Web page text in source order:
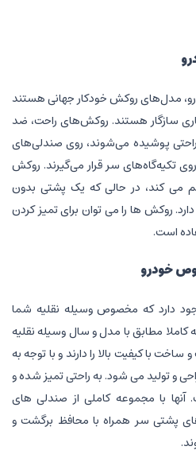
مدل‌های روکش خودکار جهانی هستند
سازگار هستند. روکش‌های راحت، ضد
پوشیده می‌شوند، روی صندلی‌های
تکیه‌گاه‌های سر قرار می‌گیرند. روکش
می کند، در حالی که یک پشتی بدون
روکش ها را می توان برای تمیز کردن
است.
خودرو
دارد که مخصوص وسیله نقلیه شما
مطابق با مدل و سال وسیله نقلیه
با کیفیت بالا را دارند و با توجه به
و تولید می شود. به راحتی تمیز شده و
با مجموعه کاملی از صندلی های
پشتی سر همراه با محافظ برگشت و